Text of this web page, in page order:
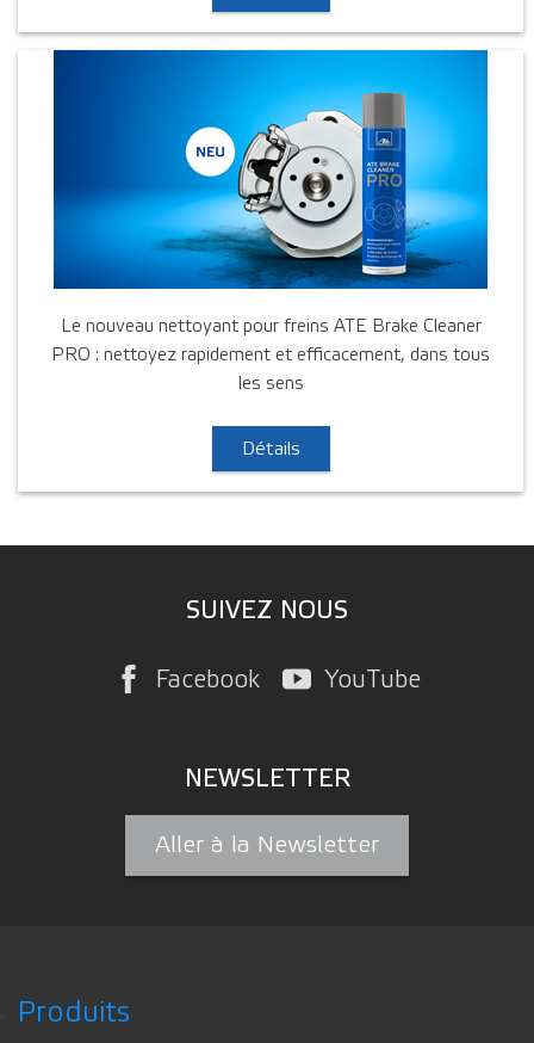
Le nouveau nettoyant pour freins ATE Brake Cleaner
PRO : nettoyez rapidement et efficacement, dans tous
les sens
Détails
SUIVEZ NOUS
Facebook YouTube
NEWSLETTER
Aller à la Newsletter
Produits